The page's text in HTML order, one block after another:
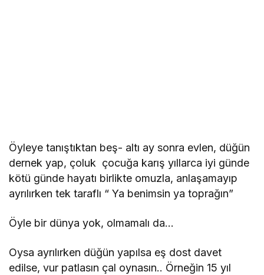
Öyleye tanıştıktan beş- altı ay sonra evlen, düğün
dernek yap, çoluk çocuğa karış yıllarca iyi günde
kötü günde hayatı birlikte omuzla, anlaşamayıp
ayrılırken tek taraflı “ Ya benimsin ya toprağın”
Öyle bir dünya yok, olmamalı da…
Oysa ayrılırken düğün yapılsa eş dost davet
edilse, vur patlasın çal oynasın.. Örneğin 15 yıl